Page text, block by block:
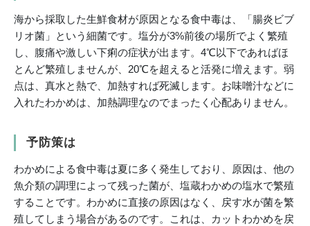
海から採取した生鮮食材が原因となる食中毒は、「腸炎ビブ
リオ菌」という細菌です。塩分が3%前後の場所でよく繁殖
し、腹痛や激しい下痢の症状が出ます。4℃以下であればほ
とんど繁殖しませんが、20℃を超えると活発に増えます。弱
点は、真水と熱で、加熱すれば死滅します。お味噌汁などに
入れたわかめは、加熱調理なのでまったく心配ありません。
予防策は
わかめによる食中毒は夏に多く発生しており、原因は、他の
魚介類の調理によって残った菌が、塩蔵わかめの塩水で繁殖
することです。わかめに直接の原因はなく、戻す水が菌を繁
殖してしまう場合があるのです。これは、カットわかめを戻